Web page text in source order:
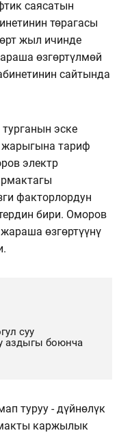
саясатын
төрагасы
жыл ичинде
өзгөртүлмөй
сайтында
эске
тариф
электр
факторлордун
бири. Оморов
өзгөртүүнү
суу
аздыгы боюнча
туруу - дүйнөлүк
каржылык